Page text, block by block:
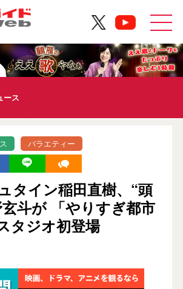
ース
バラエティー
タイン稲田直樹、“頭
斗が 「やりすぎ都市
タジオ初登場